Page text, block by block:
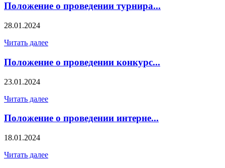
Положение о проведении турнира...
28.01.2024
Читать далее
Положение о проведении конкурс...
23.01.2024
Читать далее
Положение о проведении интерне...
18.01.2024
Читать далее